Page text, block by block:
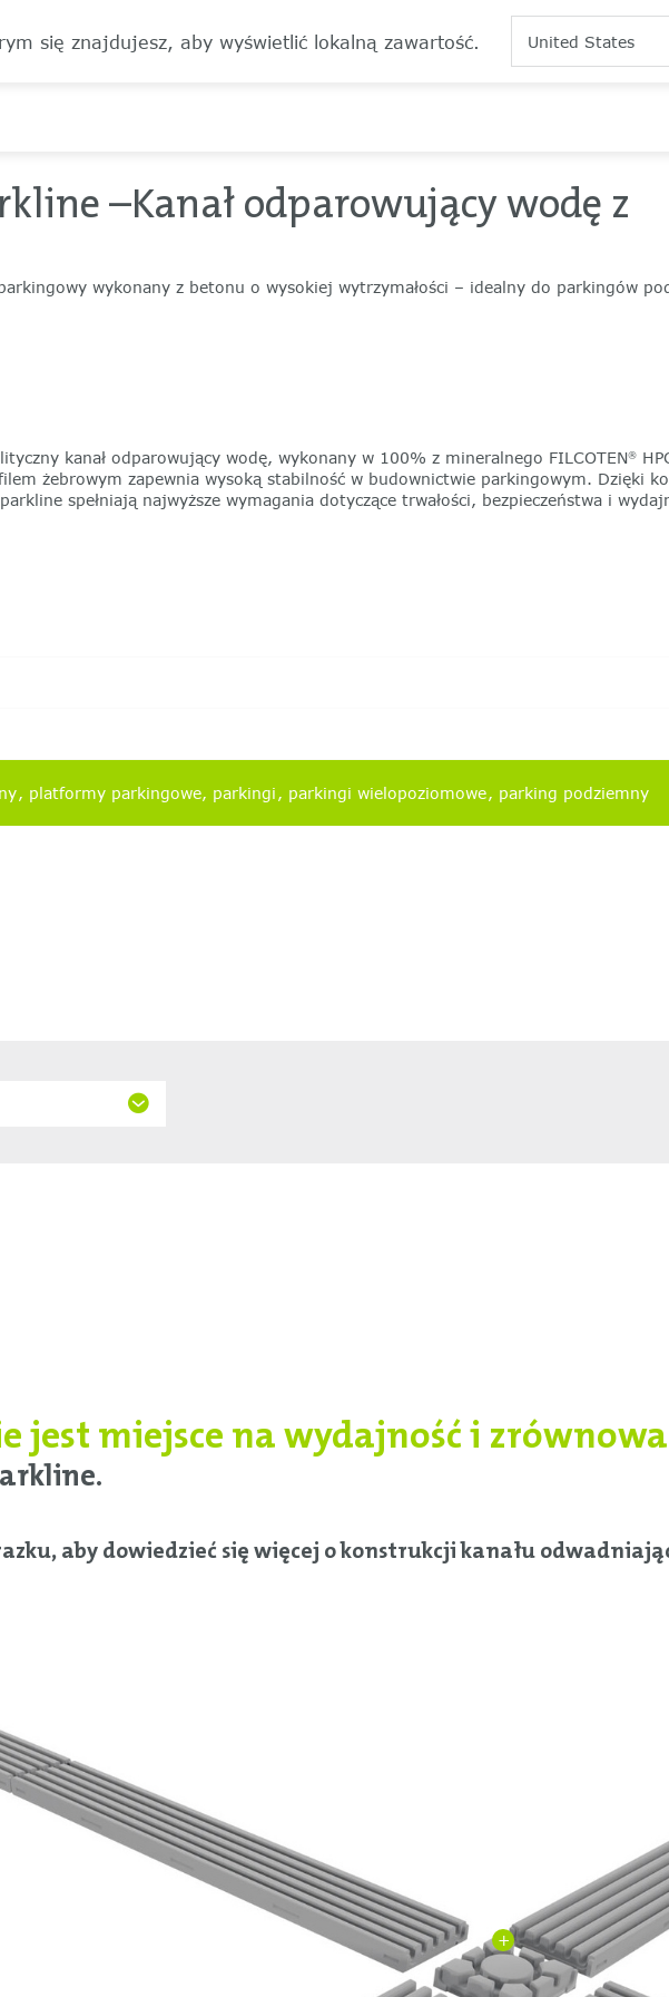
się znajdujesz, aby wyświetlić lokalną zawartość. United States
–Kanał odparowujący wodę z
wykonany z betonu o wysokiej wytrzymałości – idealny do parkingów
kanał odparowujący wodę, wykonany w 100% z mineralnego FILCOTEN®
żebrowym zapewnia wysoką stabilność w budownictwie parkingowym. Dzięki
spełniają najwyższe wymagania dotyczące trwałości, bezpieczeństwa i
platformy parkingowe parkingi parkingi wielopoziomowe parking podziemny
jest miejsce na wydajność i
aby dowiedzieć się więcej o konstrukcji kanału
+